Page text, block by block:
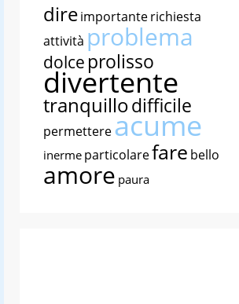
direimportanterichiesta
attività problema
dolce prolisso
divertente
tranquillodifficile
permettereacume
inerme particolarefare bello
amore paura